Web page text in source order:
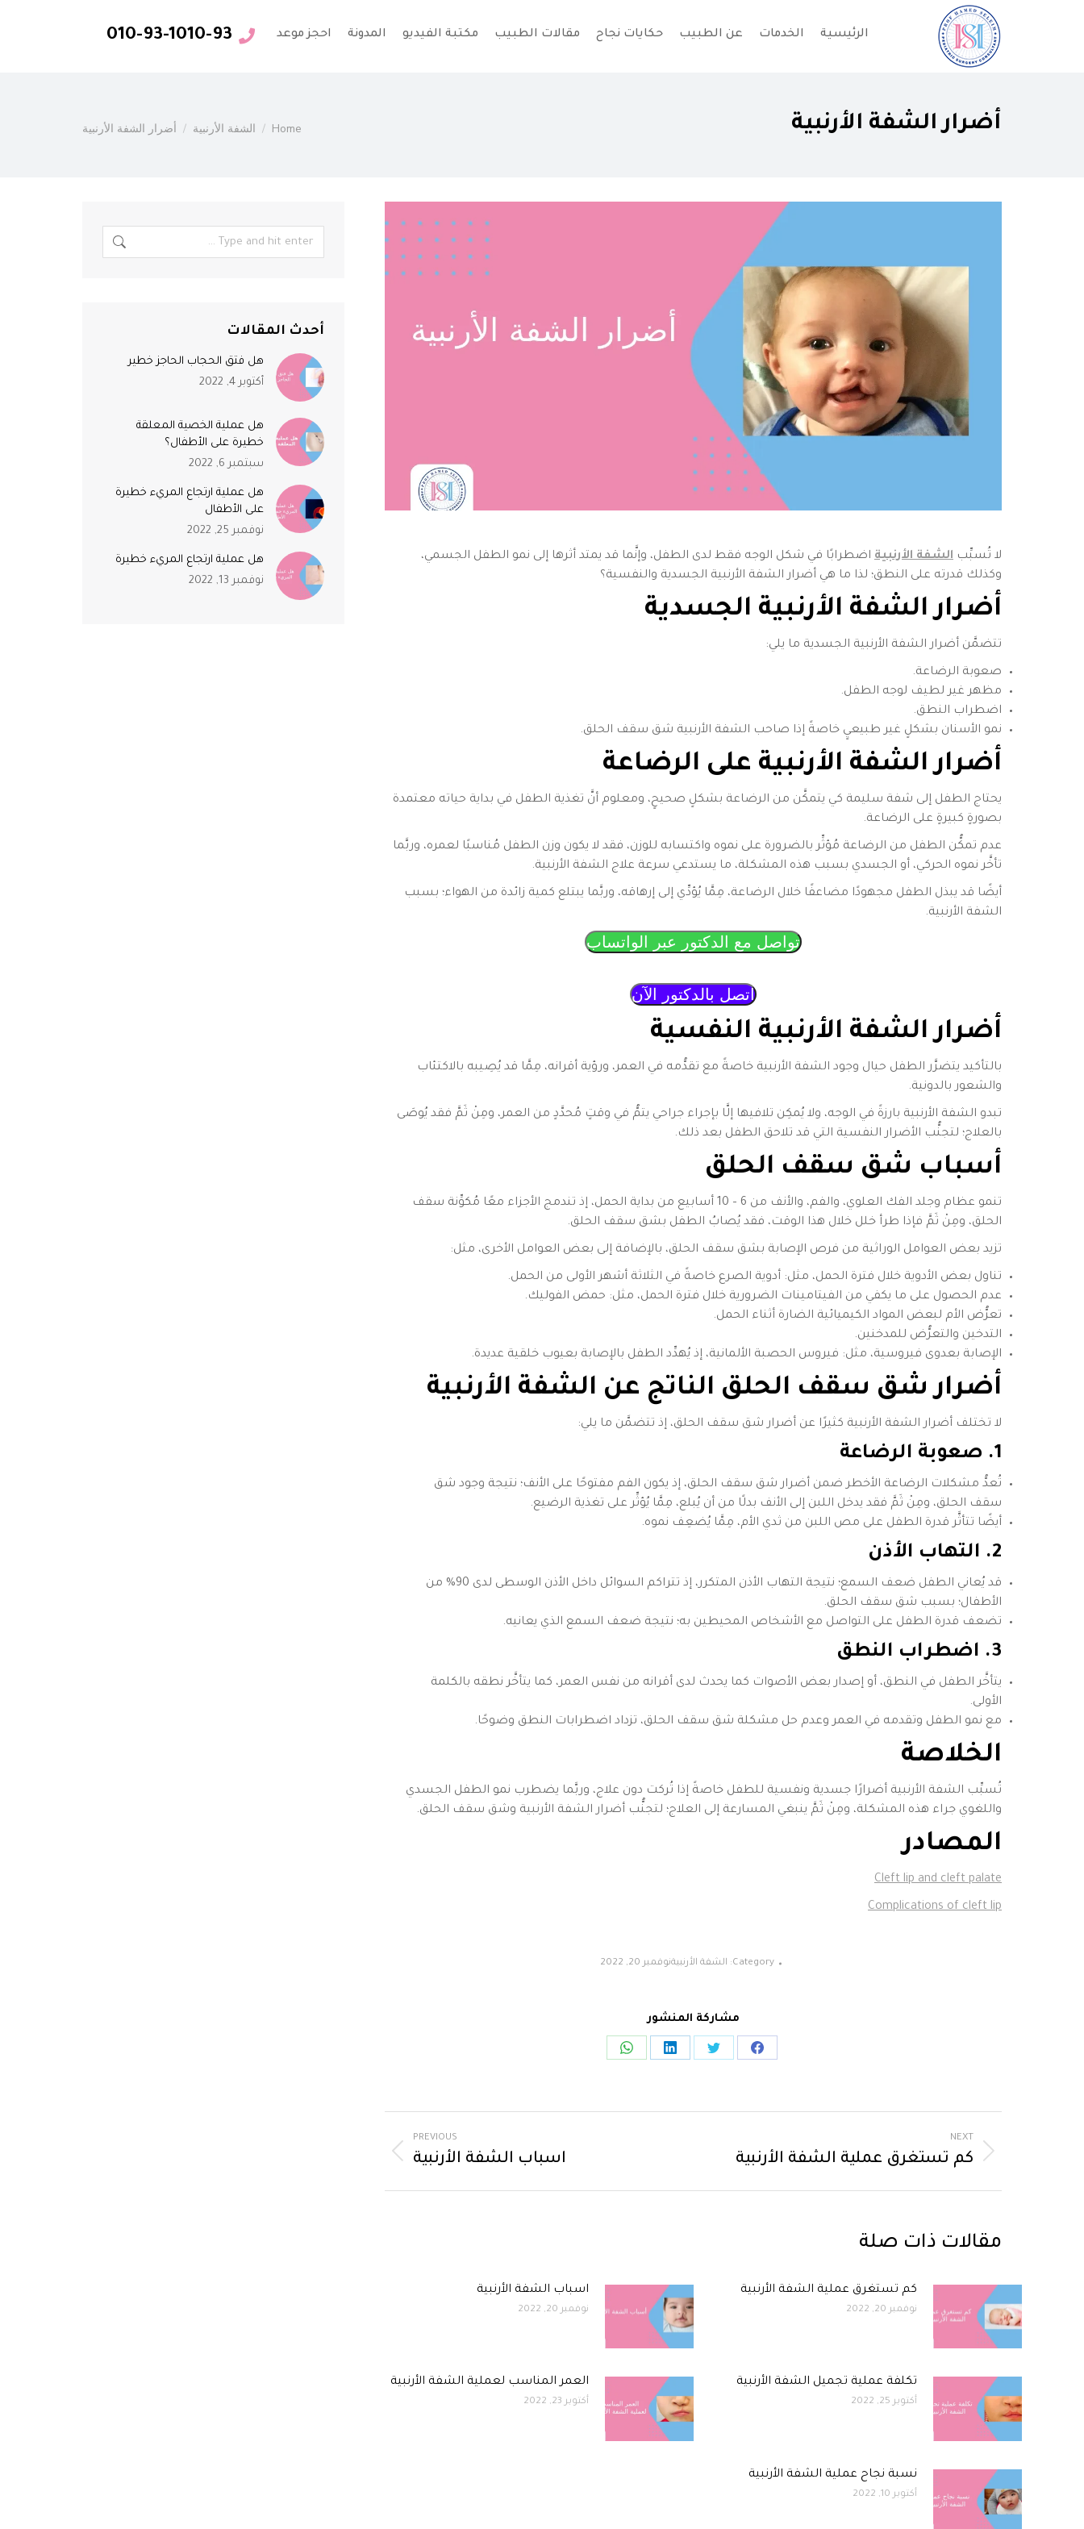
الرئيسية الخدمات عن الطبيب حكايات نجاح مقالات الطبيب مكتبة الفيديو المدونة احجز موعد 010-93-1010-93
أضرار الشفة الأرنبية You are here:
Home الشفة الأرنبية أضرار الشفة الأرنبية
لا تُسبِّب الشفة الأرنبية اضطرابًا في شكل الوجه فقط لدى الطفل، وإنَّما قد يمتد أثرها إلى نمو الطفل الجسمي،
وكذلك قدرته على النطق؛ لذا ما هي أضرار الشفة الأرنبية الجسدية والنفسية؟
أضرار الشفة الأرنبية الجسدية
تتضمَّن أضرار الشفة الأرنبية الجسدية ما يلي:
صعوبة الرضاعة.
مظهر غير لطيف لوجه الطفل.
اضطراب النطق.
نمو الأسنان بشكلٍ غير طبيعيٍ خاصةً إذا صاحب الشفة الأرنبية شق سقف الحلق.
أضرار الشفة الأرنبية على الرضاعة
يحتاج الطفل إلى شفة سليمة كي يتمكَّن من الرضاعة بشكلٍ صحيحٍ، ومعلوم أنَّ تغذية الطفل في بداية حياته معتمدة
بصورةٍ كبيرةٍ على الرضاعة.
عدم تمكُّن الطفل من الرضاعة مُؤثِّر بالضرورة على نموه واكتسابه للوزن، فقد لا يكون وزن الطفل مُناسبًا لعمره، وربَّما
تأخَّر نموه الحركي، أو الجسدي بسبب هذه المشكلة، ما يستدعي سرعة علاج الشفة الأرنبية.
أيضًا قد يبذل الطفل مجهودًا مضاعفًا خلال الرضاعة، مِمَّا يُؤدِّي إلى إرهاقه، وربَّما يبتلع كمية زائدة من الهواء؛ بسبب
الشفة الأرنبية.
تواصل مع الدكتور عبر الواتساب
اتصل بالدكتور الآن
أضرار الشفة الأرنبية النفسية
بالتأكيد يتضرَّر الطفل حيال وجود الشفة الأرنبية خاصةً مع تقدُّمه في العمر، ورؤية أقرانه، مِمَّا قد يُصِيبه بالاكتئاب
والشعور بالدونية.
تبدو الشفة الأرنبية بارزةً في الوجه، ولا يُمكِن تلافيها إلَّا بإجراء جراحي يتمُّ في وقتٍ مُحدَّدٍ من العمر، ومِنْ ثَمَّ فقد يُوصَى
بالعلاج؛ لتجنُّب الأضرار النفسية التي قد تلاحق الطفل بعد ذلك.
أسباب شق سقف الحلق
تنمو عظام وجلد الفك العلوي، والفم، والأنف من 6 – 10 أسابيع من بداية الحمل، إذ تندمج الأجزاء معًا مُكوِّنة سقف
الحلق، ومِنْ ثَمَّ فإذا طرأ خلل خلال هذا الوقت، فقد يُصابُ الطفل بشق سقف الحلق.
تزيد بعض العوامل الوراثية من فرص الإصابة بشق سقف الحلق، بالإضافة إلى بعض العوامل الأخرى، مثل:
تناول بعض الأدوية خلال فترة الحمل، مثل: أدوية الصرع خاصةً في الثلاثة أشهر الأولى من الحمل.
عدم الحصول على ما يكفي من الفيتامينات الضرورية خلال فترة الحمل، مثل: حمض الفوليك.
تعرُّض الأم لبعض المواد الكيميائية الضارة أثناء الحمل.
التدخين والتعرُّض للمدخنين.
الإصابة بعدوى فيروسية، مثل: فيروس الحصبة الألمانية، إذ يُهدِّد الطفل بالإصابة بعيوب خلقية عديدة.
أضرار شق سقف الحلق الناتج عن الشفة الأرنبية
لا تختلف أضرار الشفة الأرنبية كثيرًا عن أضرار شق سقف الحلق، إذ تتضمَّن ما يلي:
1. صعوبة الرضاعة
تُعدُّ مشكلات الرضاعة الأخطر ضمن أضرار شق سقف الحلق، إذ يكون الفم مفتوحًا على الأنف؛ نتيجة وجود شق
سقف الحلق، ومِنْ ثَمَّ فقد يدخل اللبن إلى الأنف بدلًا من أن يُبلع، مِمَّا يُؤثِّر على تغذية الرضيع.
أيضًا تتأثَّر قدرة الطفل على مص اللبن من ثدي الأم، مِمَّا يُضعِف نموه.
2. التهاب الأذن
قد يُعاني الطفل ضعف السمع؛ نتيجة التهاب الأذن المتكرر، إذ تتراكم السوائل داخل الأذن الوسطى لدى 90% من
الأطفال؛ بسبب شق سقف الحلق.
تضعف قدرة الطفل على التواصل مع الأشخاص المحيطين به؛ نتيجة ضعف السمع الذي يعانيه.
3. اضطراب النطق
يتأخَّر الطفل في النطق، أو إصدار بعض الأصوات كما يحدث لدى أقرانه من نفس العمر، كما يتأخَّر نطقه بالكلمة
الأولى.
مع نمو الطفل وتقدمه في العمر وعدم حل مشكلة شق سقف الحلق، تزداد اضطرابات النطق وضوحًا.
الخلاصة
تُسبِّب الشفة الأرنبية أضرارًا جسدية ونفسية للطفل خاصةً إذا تُركت دون علاج، وربَّما يضطرب نمو الطفل الجسدي
واللغوي جراء هذه المشكلة، ومِنْ ثَمَّ ينبغي المسارعة إلى العلاج؛ لتجنُّب أضرار الشفة الأرنبية وشق سقف الحلق.
المصادر
Cleft lip and cleft palate
Complications of cleft lip
Category: الشفة الأرنبيةنوفمبر 20, 2022
مشاركة المنشور
PREVIOUS
اسباب الشفة الأرنبية
NEXT
كم تستغرق عملية الشفة الأرنبية
مقالات ذات صلة
كم تستغرق عملية الشفة الأرنبية
نوفمبر 20, 2022
اسباب الشفة الأرنبية
نوفمبر 20, 2022
تكلفة عملية تجميل الشفة الأرنبية
أكتوبر 25, 2022
العمر المناسب لعملية الشفة الأرنبية
أكتوبر 23, 2022
نسبة نجاح عملية الشفة الأرنبية
أكتوبر 10, 2022
أحدث المقالات
هل فتق الحجاب الحاجز خطير
أكتوبر 4, 2022
هل عملية الخصية المعلقة
خطيرة على الأطفال؟
سبتمبر 6, 2022
هل عملية ارتجاع المريء خطيرة
على الأطفال
نوفمبر 25, 2022
هل عملية ارتجاع المريء خطيرة
نوفمبر 13, 2022